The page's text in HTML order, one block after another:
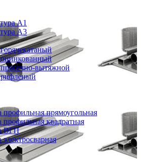
А1
А3
вытяжной
профильная прямоугольная
профильная квадратная
ВГП
электросварная